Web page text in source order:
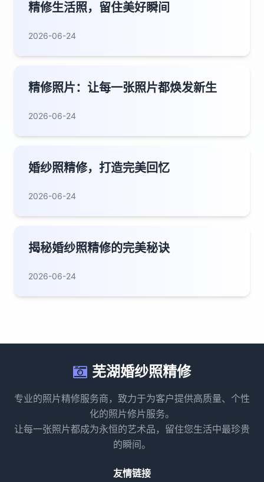
精修生活照，留住美好瞬间
2026-06-24
精修照片：让每一张照片都焕发新生
2026-06-24
婚纱照精修，打造完美回忆
2026-06-24
揭秘婚纱照精修的完美秘诀
2026-06-24
芜湖婚纱照精修
专业的照片精修服务商，致力于为客户提供高质量、个性
化的照片修片服务。
让每一张照片都成为永恒的艺术品，留住您生活中最珍贵
的瞬间。
友情链接